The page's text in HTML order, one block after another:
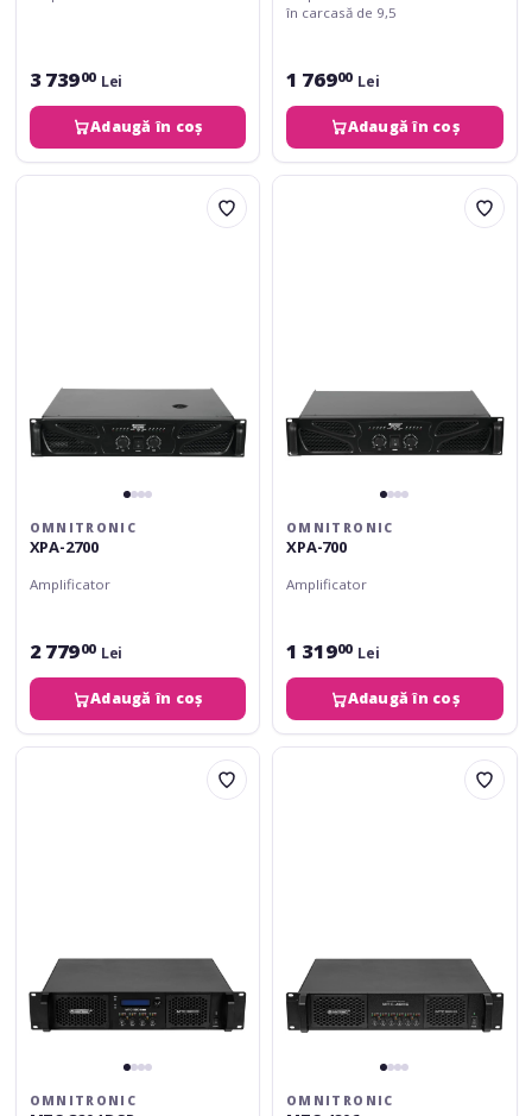
3 73900 Lei
Adaugă în coș
în carcasă de 9,5
1 76900 Lei
Adaugă în coș
Omnitronic
OMNITRONIC
XPA-2700
Amplificator
2 77900 Lei
Adaugă în coș
Omnitronic
OMNITRONIC
XPA-700
Amplificator
1 31900 Lei
Adaugă în coș
Omnitronic
OMNITRONIC
Omnitronic
OMNITRONIC